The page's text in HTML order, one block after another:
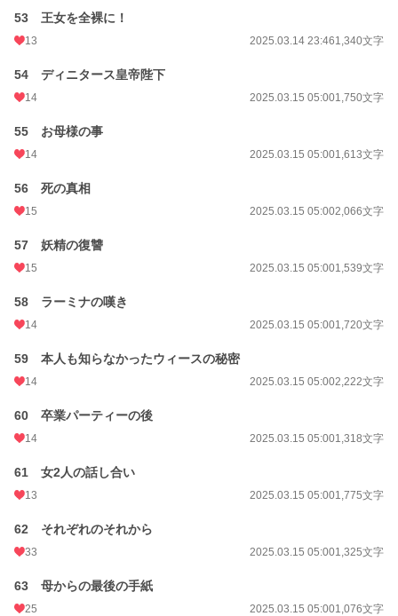
53 王女を全裸に！
13 2025.03.14 23:461,340文字
54 ディニタース皇帝陛下
14 2025.03.15 05:001,750文字
55 お母様の事
14 2025.03.15 05:001,613文字
56 死の真相
15 2025.03.15 05:002,066文字
57 妖精の復讐
15 2025.03.15 05:001,539文字
58 ラーミナの嘆き
14 2025.03.15 05:001,720文字
59 本人も知らなかったウィースの秘密
14 2025.03.15 05:002,222文字
60 卒業パーティーの後
14 2025.03.15 05:001,318文字
61 女2人の話し合い
13 2025.03.15 05:001,775文字
62 それぞれのそれから
33 2025.03.15 05:001,325文字
63 母からの最後の手紙
25 2025.03.15 05:001,076文字